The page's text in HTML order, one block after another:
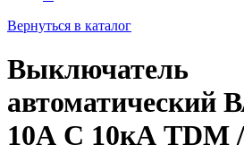
Вернуться в каталог
Выключатель
автоматический
10А C 10кА TDM